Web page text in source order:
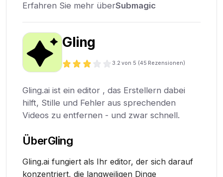
Erfahren Sie mehr überSubmagic
Gling
3.2 von 5 (45 Rezensionen)
Gling.ai ist ein editor , das Erstellern dabei
hilft, Stille und Fehler aus sprechenden
Videos zu entfernen - und zwar schnell.
ÜberGling
Gling.ai fungiert als Ihr editor, der sich darauf
konzentriert, die langweiligen Dinge